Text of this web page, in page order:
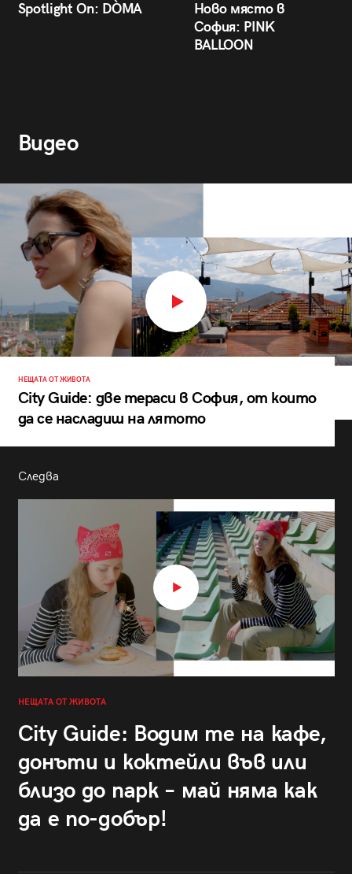
Spotlight On: DÒMA
Ново място в
София: PINK
BALLOON
Видео
НЕЩАТА ОТ ЖИВОТА
City Guide: две тераси в София, от които
да се насладиш на лятото
Следва
НЕЩАТА ОТ ЖИВОТА
City Guide: Водим те на кафе,
донъти и коктейли във или
близо до парк – май няма как
да е по-добър!